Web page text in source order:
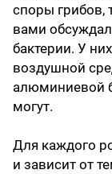
споры грибов,
вами
бактерии. У
воздушной
алюминиевой
могут.
Для каждого
и зависит от